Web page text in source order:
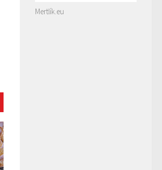
Mertlík.eu